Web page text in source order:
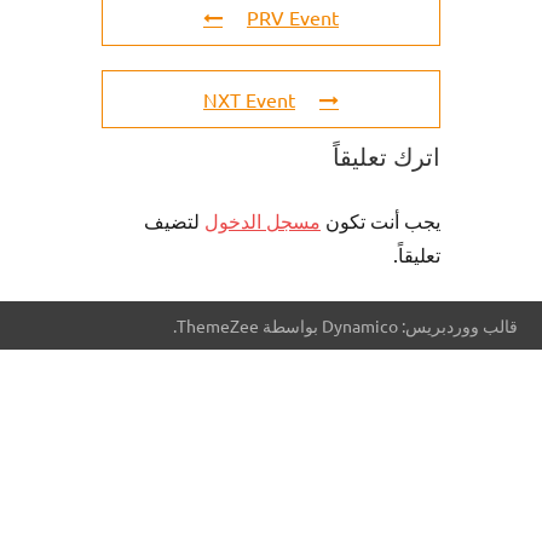
PRV Event
NXT Event
اترك تعليقاً
يجب أنت تكون مسجل الدخول لتضيف
تعليقاً.
قالب ووردبريس: Dynamico بواسطة ThemeZee.